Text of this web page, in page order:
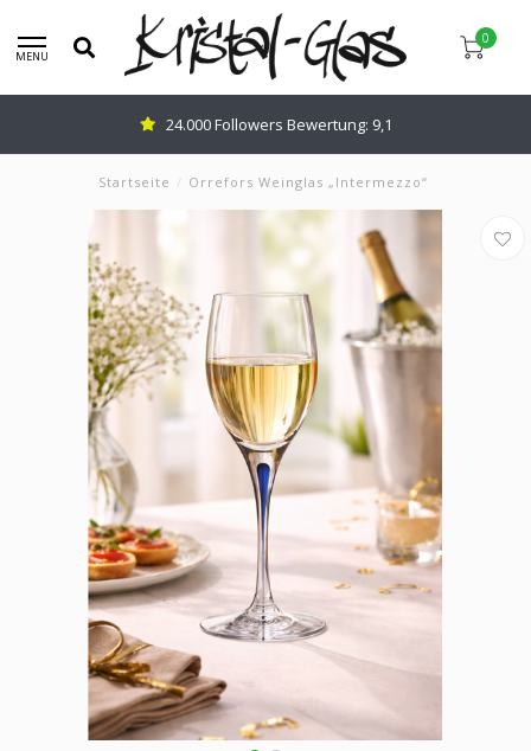
MENU
0
24.000 Followers Bewertung: 9,1
Startseite / Orrefors Weinglas „Intermezzo“